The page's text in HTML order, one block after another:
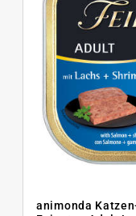
animonda